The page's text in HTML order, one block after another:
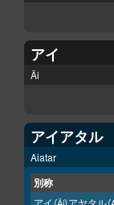
アイ
Äi
アイアタル
Aiatar
別称
アイ アヤタル